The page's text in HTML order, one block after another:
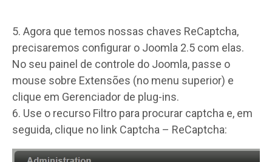
5. Agora que temos nossas chaves ReCaptcha,
precisaremos configurar o Joomla 2.5 com elas.
No seu painel de controle do Joomla, passe o
mouse sobre Extensões (no menu superior) e
clique em Gerenciador de plug-ins.
6. Use o recurso Filtro para procurar captcha e, em
seguida, clique no link Captcha – ReCaptcha: